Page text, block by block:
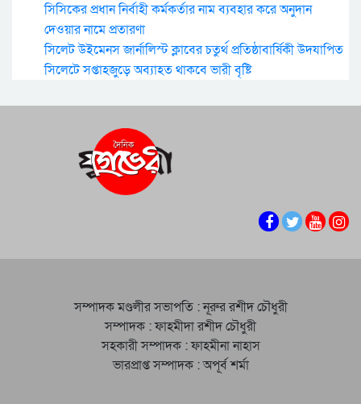
সিসিকের প্রধান নির্বাহী কর্মকর্তার নাম ব্যবহার করে অনুদান
দেওয়ার নামে প্রতারণা
সিলেট উইমেনস জার্নালিস্ট ক্লাবের চতুর্থ প্রতিষ্ঠাবার্ষিকী উদযাপিত
সিলেটে সপ্তাহজুড়ে অব্যাহত থাকবে ভারী বৃষ্টি
সম্পাদক মণ্ডলীর সভাপতি : নূরুর রশীদ চৌধুরী
সম্পাদক : ফাহমীদা রশীদ চৌধুরী
সহকারী সম্পাদক : ফাহমীনা নাহাস
ভারপ্রাপ্ত সম্পাদক : অপূর্ব শর্মা